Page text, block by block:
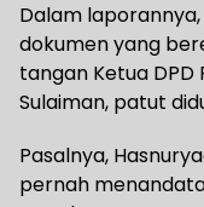
Dalam
dokumen yang
tangan Ketua DPD
Sulaiman, patut
Pasalnya,
pernah